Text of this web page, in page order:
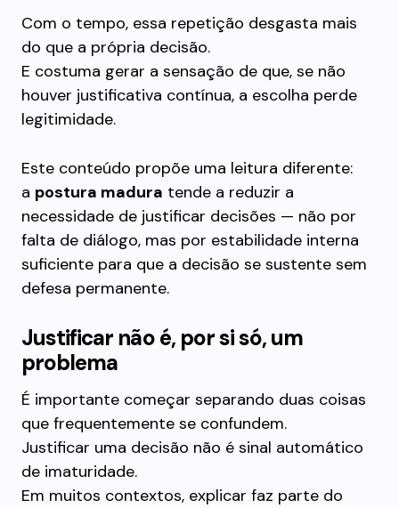
Com o tempo, essa repetição desgasta mais
do que a própria decisão.
E costuma gerar a sensação de que, se não
houver justificativa contínua, a escolha perde
legitimidade.
Este conteúdo propõe uma leitura diferente:
a postura madura tende a reduzir a
necessidade de justificar decisões — não por
falta de diálogo, mas por estabilidade interna
suficiente para que a decisão se sustente sem
defesa permanente.
Justificar não é, por si só, um
problema
É importante começar separando duas coisas
que frequentemente se confundem.
Justificar uma decisão não é sinal automático
de imaturidade.
Em muitos contextos, explicar faz parte do